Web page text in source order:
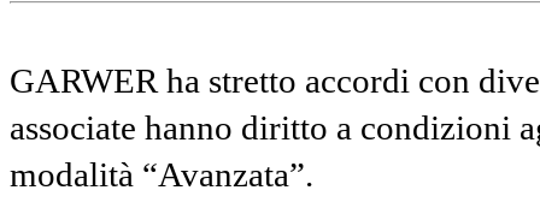
GARWER ha stretto accordi con
associate hanno diritto a condizioni
modalità “Avanzata”.